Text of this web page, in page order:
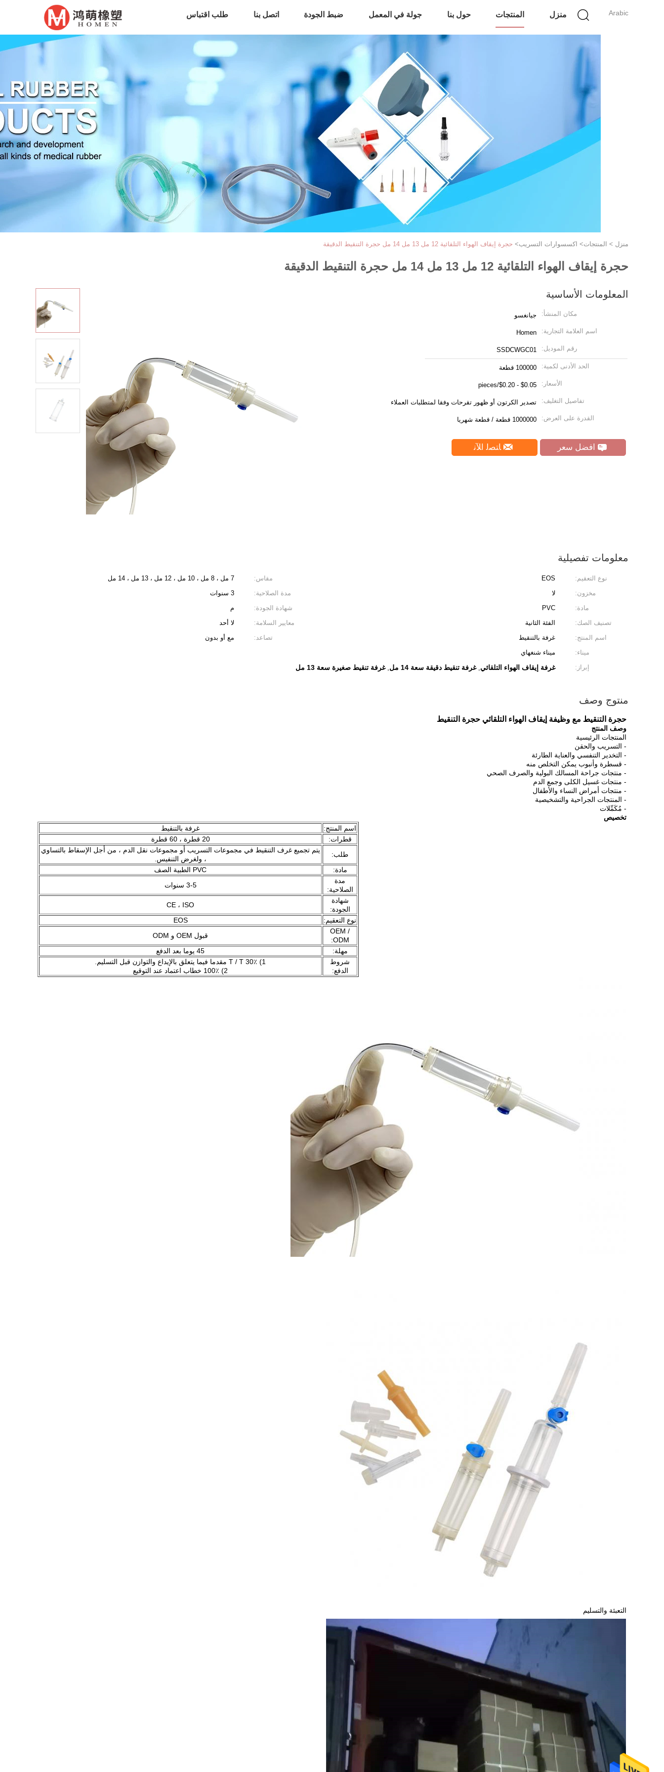
Arabic منزل المنتجات حول بنا جولة في المعمل ضبط الجودة اتصل بنا طلب اقتباس
منزل > المنتجات> اكسسوارات التسريب> حجرة إيقاف الهواء التلقائية 12 مل 13 مل 14 مل حجرة التنقيط الدقيقة
حجرة إيقاف الهواء التلقائية 12 مل 13 مل 14 مل حجرة التنقيط الدقيقة
المعلومات الأساسية
مكان المنشأ: جيانغسو
اسم العلامة التجارية: Homen
رقم الموديل: SSDCWGC01
الحد الأدنى لكمية: 100000 قطعة
الأسعار: $0.05 - $0.20/pieces
تفاصيل التغليف: تصدير الكرتون أو ظهور تقرحات وفقا لمتطلبات العملاء
القدرة على العرض: 1000000 قطعة / قطعة شهريا
افضل سعر ﺎﺘﺼﻟ ﺍﻶﻧ
معلومات تفصيلية
نوع التعقيم: EOS مقاس:
7 مل ، 8 مل ، 10 مل ، 12 مل ، 13 مل ، 14 مل
مخزون:
لا مدة الصلاحية:
3 سنوات
مادة:
PVC شهادة الجودة:
م
تصنيف الصك:
الفئة الثانية معايير السلامة:
لا أحد
اسم المنتج:
غرفة بالتنقيط تصاعد:
مع أو بدون
ميناء:
ميناء شنغهاي
إبراز:
غرفة إيقاف الهواء التلقائي,غرفة تنقيط دقيقة سعة 14 مل ,غرفة تنقيط صغيرة سعة 13 مل
منتوج وصف
حجرة التنقيط مع وظيفة إيقاف الهواء التلقائي حجرة التنقيط
وصف المنتج
المنتجات الرئيسية
- التسريب والحقن
- التخدير التنفسي والعناية الطارئة
- قسطرة وأنبوب يمكن التخلص منه
- منتجات جراحة المسالك البولية والصرف الصحي
- منتجات غسيل الكلى وجمع الدم
- منتجات أمراض النساء والأطفال
- المنتجات الجراحية والتشخيصية
- مُكَمِّلات
تخصيص
اسم المنتج:
غرفة بالتنقيط
قطرات:
20 قطرة ، 60 قطرة
طلب:
يتم تجميع غرف التنقيط في مجموعات التسريب أو مجموعات نقل الدم ، من أجل الإسقاط بالتساوي
، ولغرض التنفيس.
مادة:
PVC الطبية الصف
مدة
الصلاحية:
3-5 سنوات
شهادة
الجودة:
CE ، ISO
نوع التعقيم:
EOS
OEM /
ODM:
قبول OEM و ODM
مهلة:
45 يوما بعد الدفع
شروط
الدفع:
1) 30٪ T / T مقدما فيما يتعلق بالإيداع والتوازن قبل التسليم.
2) 100٪ خطاب اعتماد عند التوقيع
التعبئة والتسليم